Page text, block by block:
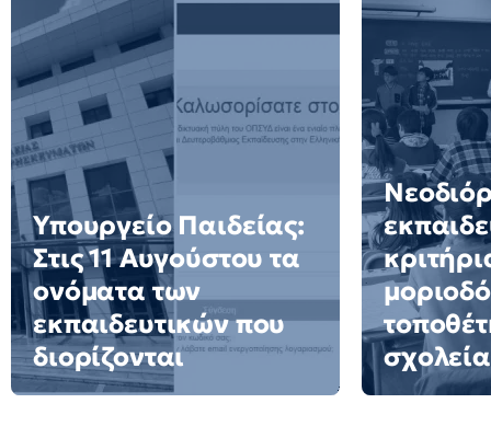
Υπουργείο Παιδείας:
Στις 11 Αυγούστου τα
ονόματα των
εκπαιδευτικών που
διορίζονται
σχολεία